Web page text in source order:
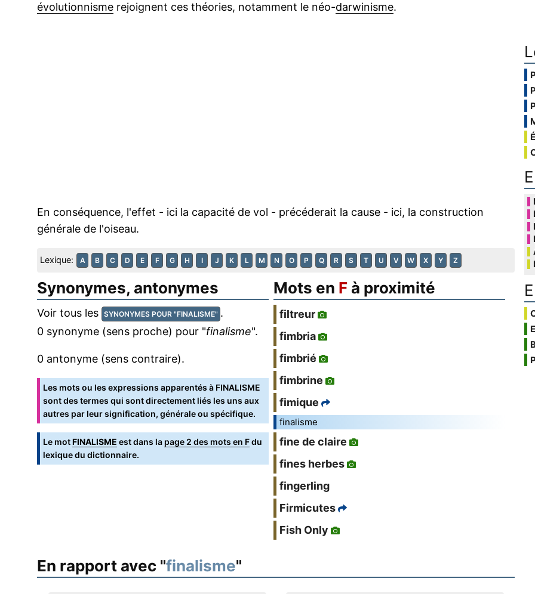
évolutionnisme rejoignent ces théories, notamment le néo-darwinisme.
En conséquence, l'effet - ici la capacité de vol - précéderait la cause - ici, la construction
générale de l'oiseau.
Lexique: A B C D E F G H I J K L M N O P Q R S T U V W X Y Z
Synonymes, antonymes
Voir tous les SYNONYMES POUR "FINALISME" .
0 synonyme (sens proche) pour "finalisme".
0 antonyme (sens contraire).
Les mots ou les expressions apparentés à FINALISME
sont des termes qui sont directement liés les uns aux
autres par leur signification, générale ou spécifique.
Le motFINALISME est dans la page 2 des mots en Fdu
lexique du dictionnaire.
Mots en F à proximité
filtreur
fimbria
fimbrié
fimbrine
fimique
finalisme
fine de claire
fines herbes
fingerling
Firmicutes
Fish Only
En rapport avec "finalisme"